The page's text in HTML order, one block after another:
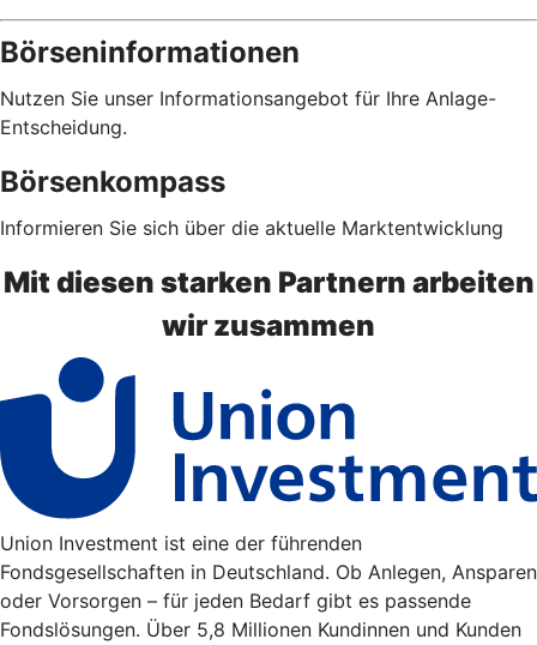
Börseninformationen
Nutzen Sie unser Informationsangebot für Ihre Anlage-
Entscheidung.
Börsenkompass
Informieren Sie sich über die aktuelle Marktentwicklung
Mit diesen starken Partnern arbeiten
wir zusammen
Union Investment ist eine der führenden
Fondsgesellschaften in Deutschland. Ob Anlegen, Ansparen
oder Vorsorgen – für jeden Bedarf gibt es passende
Fondslösungen. Über 5,8 Millionen Kundinnen und Kunden